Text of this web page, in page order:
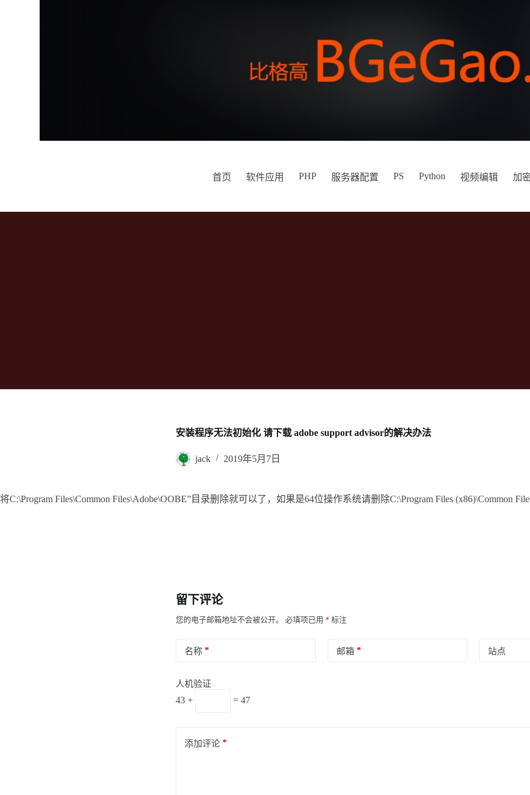
首页 软件应用 PHP 服务器配置 PS Python 视频编辑 加
安装程序无法初始化 请下载 adobe support advisor的解决办法
jack 2019年5月7日
将C:\Program Files\Common Files\Adobe\OOBE”目录删除就可以了，如果是64位操作系统请删除C:\Program Files (x86)\Common
留下评论
您的电子邮箱地址不会被公开。 必填项已用 * 标注
名称 * 邮箱* 站点
人机验证
43 + = 47
添加评论 *